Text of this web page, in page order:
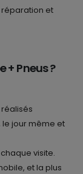
et
+ Pneus ?
jour même et
visite.
et la plus